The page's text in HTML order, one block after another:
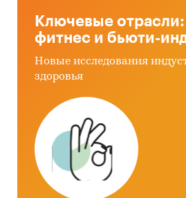
Ключевые
фитнес и бьюти-
Новые исследования
здоровья